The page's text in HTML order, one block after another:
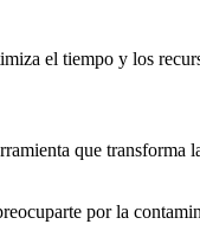
el tiempo y los
que
por la